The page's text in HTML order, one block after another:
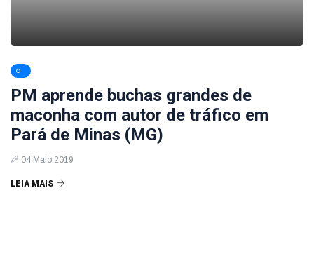
PM aprende buchas grandes de
maconha com autor de tráfico em
Pará de Minas (MG)
04 Maio 2019
LEIA MAIS